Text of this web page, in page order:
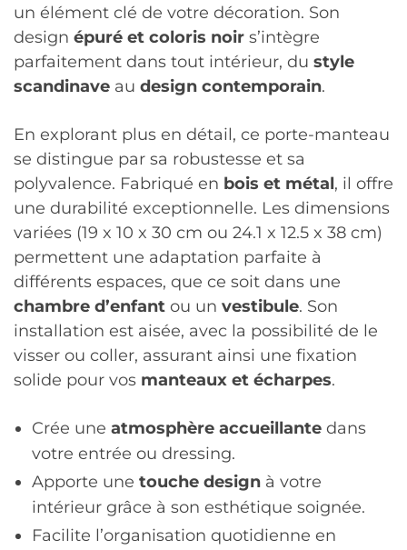
un élément clé de votre décoration. Son
design épuré et coloris noir s’intègre
parfaitement dans tout intérieur, du style
scandinave au design contemporain.
En explorant plus en détail, ce porte-manteau
se distingue par sa robustesse et sa
polyvalence. Fabriqué en bois et métal, il offre
une durabilité exceptionnelle. Les dimensions
variées (19 x 10 x 30 cm ou 24.1 x 12.5 x 38 cm)
permettent une adaptation parfaite à
différents espaces, que ce soit dans une
chambre d’enfant ou un vestibule. Son
installation est aisée, avec la possibilité de le
visser ou coller, assurant ainsi une fixation
solide pour vos manteaux et écharpes.
Crée une atmosphère accueillante dans
votre entrée ou dressing.
Apporte une touche design à votre
intérieur grâce à son esthétique soignée.
Facilite l’organisation quotidienne en